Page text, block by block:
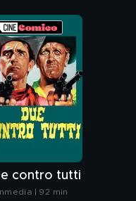
contro tutti
| 92 min